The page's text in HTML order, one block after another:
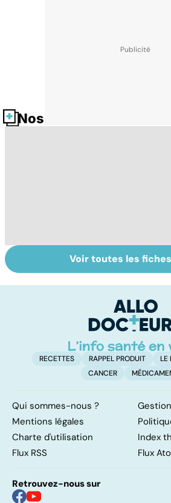
Nos fiches santé
Tout savoir sur
les infections
Voir toutes les
RECETTES RAPPEL PRODUIT
LE
CANCER
Qui sommes-nous ?
Mentions légales
Charte d'utilisation
Index
Flux RSS
Flux
Retrouvez-nous sur